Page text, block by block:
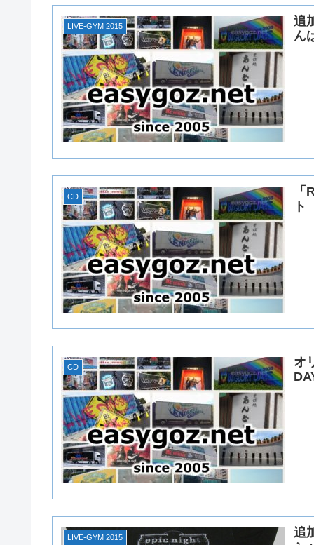
LIVE-GYM 2015
追
ん
CD
ト
CD
オ
LIVE-GYM 2015
追